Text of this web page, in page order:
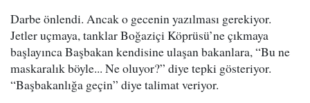
Darbe önlendi. Ancak o gecenin yazılması gerekiyor.
Jetler uçmaya, tanklar Boğaziçi Köprüsü’ne çıkmaya
başlayınca Başbakan kendisine ulaşan bakanlara, “Bu ne
maskaralık böyle... Ne oluyor?” diye tepki gösteriyor.
“Başbakanlığa geçin” diye talimat veriyor.